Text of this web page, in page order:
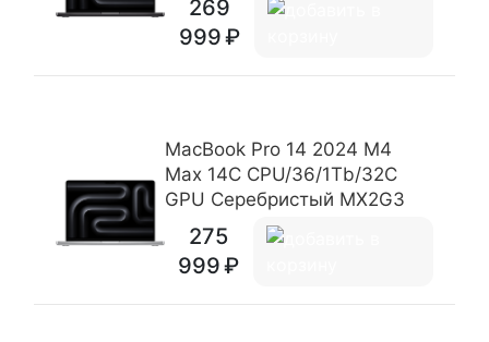
269
999
MacBook Pro 14 2024 M4
Max 14C CPU/36/1Tb/32C
GPU Серебристый MX2G3
275
999